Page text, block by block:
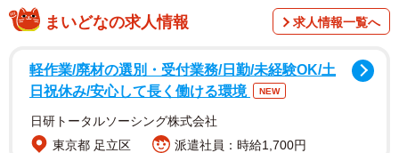
まいどなの求人情報 求人情報一覧へ
軽作業/廃材の選別・受付業務/日勤/未経験OK/土
日祝休み/安心して長く働ける環境
NEW
日研トータルソーシング株式会社
東京都 足立区
派遣社員：時給1,700円